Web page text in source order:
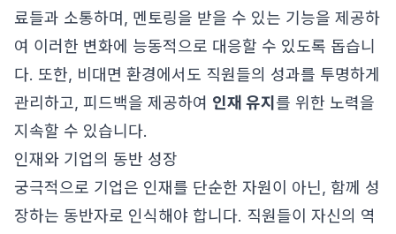
료들과 소통하며, 멘토링을 받을 수 있는 기능을 제공하
여 이러한 변화에 능동적으로 대응할 수 있도록 돕습니
다. 또한, 비대면 환경에서도 직원들의 성과를 투명하게
관리하고, 피드백을 제공하여 인재 유지 를 위한 노력을
지속할 수 있습니다.
인재와 기업의 동반 성장
궁극적으로 기업은 인재를 단순한 자원이 아닌, 함께 성
장하는 동반자로 인식해야 합니다. 직원들이 자신의 역